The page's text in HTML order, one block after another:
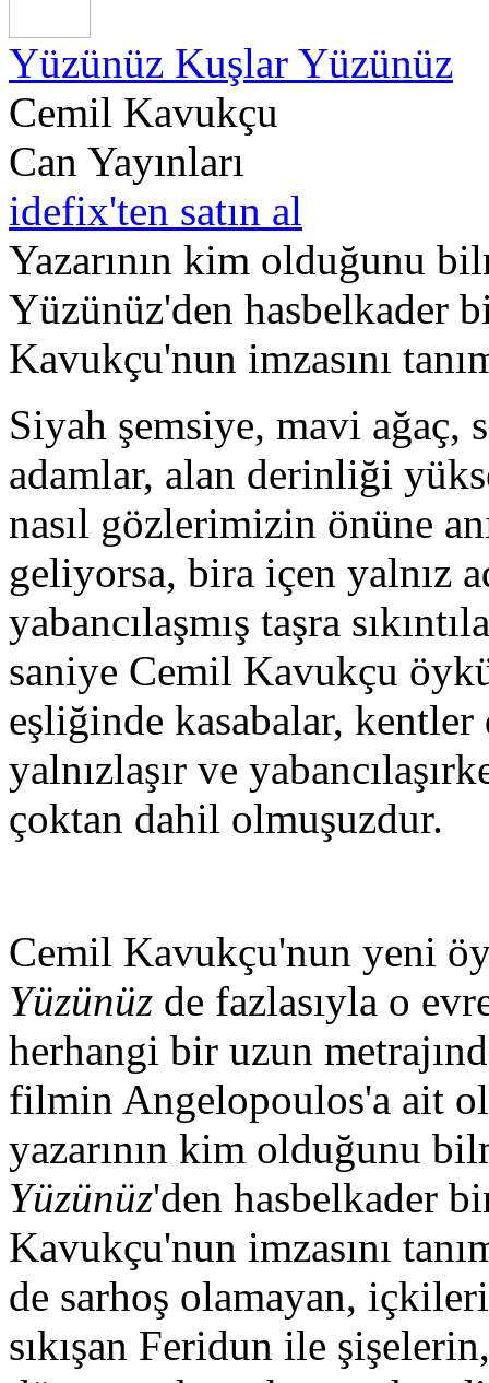
Yüzünüz Kuşlar Yüzünüz
Cemil Kavukçu
Can Yayınları
idefix'ten satın al
Yazarının kim olduğunu
Yüzünüz'den hasbelkader
Kavukçu'nun imzasını
Siyah şemsiye, mavi
adamlar, alan derinliği
nasıl gözlerimizin önüne
geliyorsa, bira içen yalnız
yabancılaşmış taşra
saniye Cemil Kavukçu
eşliğinde kasabalar,
yalnızlaşır ve
çoktan dahil olmuşuzdur.
Cemil Kavukçu'nun yeni
Yüzünüz de fazlasıyla o
herhangi bir uzun
filmin Angelopoulos'a ait
yazarının kim olduğunu
Yüzünüz'den hasbelkader
Kavukçu'nun imzasını
de sarhoş olamayan,
sıkışan Feridun ile